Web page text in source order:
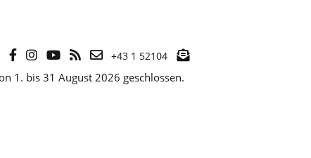
+43 1 52104
1. bis 31 August 2026 geschlossen.